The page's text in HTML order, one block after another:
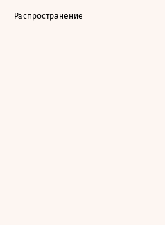
Распространение